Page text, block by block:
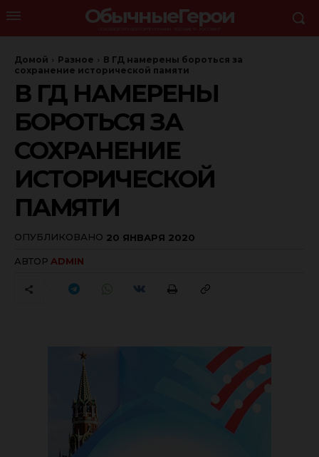
ОбычныеГерои
Домой Разное
В ГД намерены бороться за
сохранение исторической памяти
В ГД НАМЕРЕНЫ
БОРОТЬСЯ ЗА
СОХРАНЕНИЕ
ИСТОРИЧЕСКОЙ
ПАМЯТИ
ОПУБЛИКОВАНО 20 ЯНВАРЯ 2020
АВТОР ADMIN